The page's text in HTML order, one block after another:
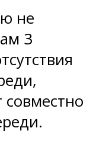
не
3